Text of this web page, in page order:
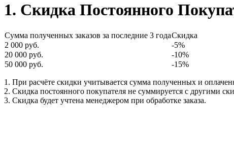
1. Скидка Постоянного
Сумма полученных заказов за последние 3 годаСкидка
2 000 руб.
-5%
20 000 руб.
-10%
50 000 руб.
-15%
1. При расчёте скидки учитывается сумма полученных и
2. Скидка постоянного покупателя не суммируется с другими
3. Скидка будет учтена менеджером при обработке заказа.